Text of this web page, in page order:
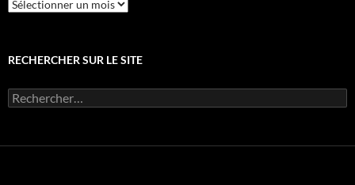
RECHERCHER SUR LE SITE
Rechercher :